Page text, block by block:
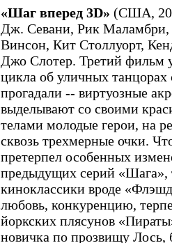
«Шаг вперед 3D» (США,
Дж. Севани, Рик
Винсон, Кит Столлуорт,
Джо Слотер. Третий фильм
цикла об уличных
прогадали -- виртуозные
выделывают со своими
телами молодые герои, на
сквозь трехмерные очки.
претерпел особенных
предыдущих серий «Шага»,
киноклассики вроде
любовь, конкуренцию,
йоркских плясунов
новичка по прозвищу Лось,